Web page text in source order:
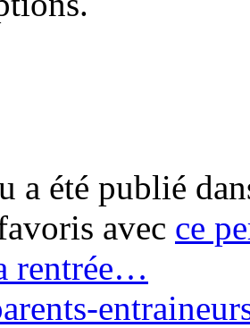
a été publié
avec ce
rentrée…